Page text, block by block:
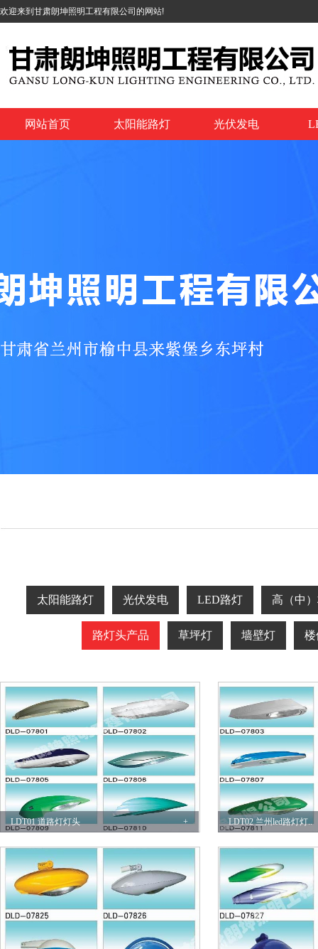
欢迎来到甘肃朗坤照明工程有限公司的网站!
网站首页 太阳能路灯 光伏发电
太阳能路灯 光伏发电 LED路灯 高（中
路灯头产品 草坪灯 墙壁灯 楼
+
LDT01 道路灯灯头 LDT02 兰州led路灯灯..